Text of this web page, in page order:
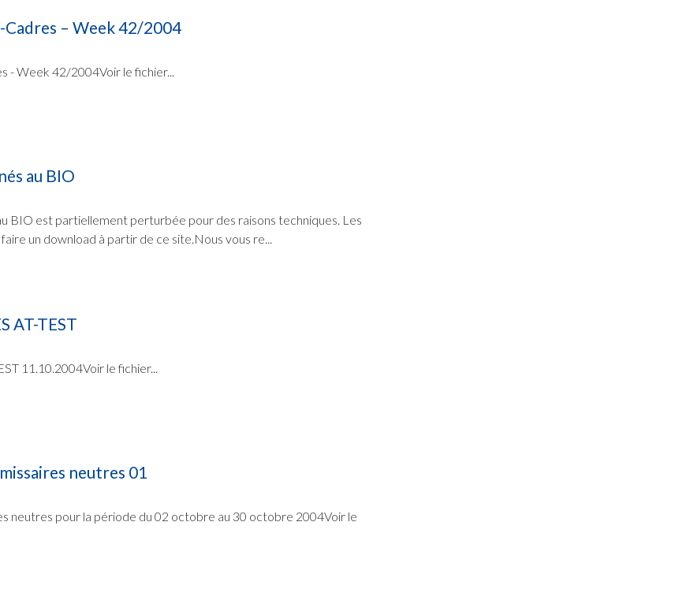
– Week 42/2004
- Week 42/2004Voir le fichier...
au BIO
BIO est partiellement perturbée pour des raisons techniques. Les
un download à partir de ce site.Nous vous re...
AT-TEST
11.10.2004Voir le fichier...
neutres 01
neutres pour la période du 02 octobre au 30 octobre 2004Voir le